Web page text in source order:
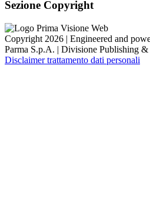
Sezione Copyright
Copyright 2026 | Engineered and
Parma S.p.A. | Divisione Publishing
Disclaimer trattamento dati personali